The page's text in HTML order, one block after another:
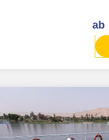
ab